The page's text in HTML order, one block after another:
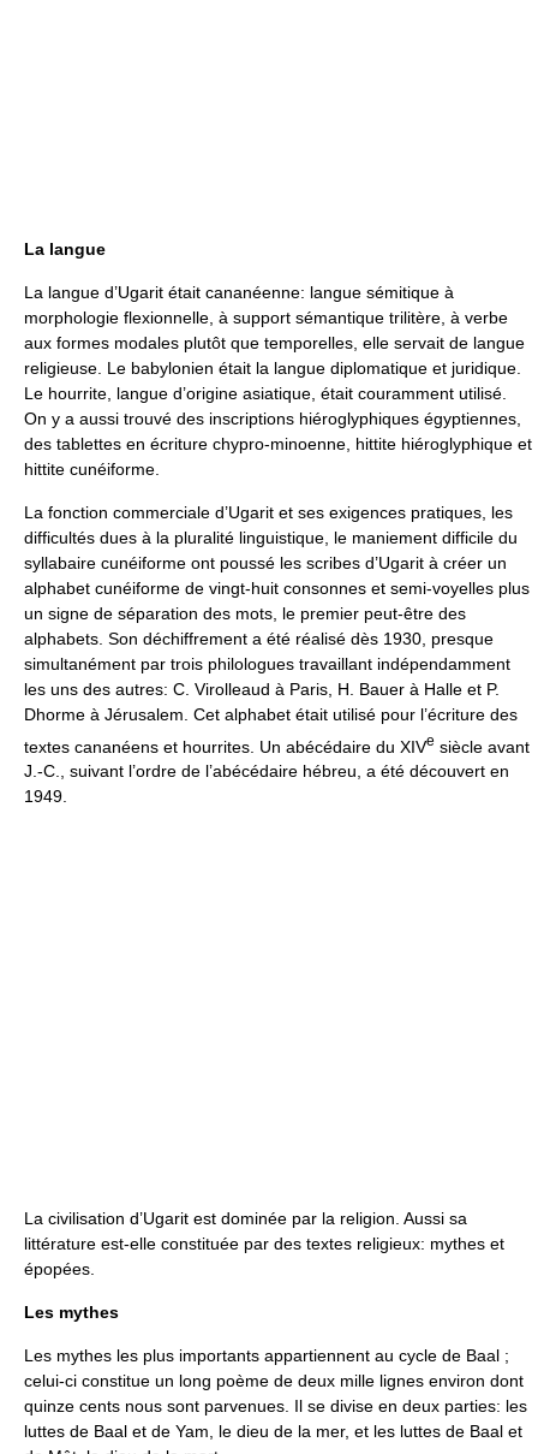
La langue
La langue d’Ugarit était cananéenne: langue sémitique à
morphologie flexionnelle, à support sémantique trilitère, à verbe
aux formes modales plutôt que temporelles, elle servait de langue
religieuse. Le babylonien était la langue diplomatique et juridique.
Le hourrite, langue d’origine asiatique, était couramment utilisé.
On y a aussi trouvé des inscriptions hiéroglyphiques égyptiennes,
des tablettes en écriture chypro-minoenne, hittite hiéroglyphique et
hittite cunéiforme.
La fonction commerciale d’Ugarit et ses exigences pratiques, les
difficultés dues à la pluralité linguistique, le maniement difficile du
syllabaire cunéiforme ont poussé les scribes d’Ugarit à créer un
alphabet cunéiforme de vingt-huit consonnes et semi-voyelles plus
un signe de séparation des mots, le premier peut-être des
alphabets. Son déchiffrement a été réalisé dès 1930, presque
simultanément par trois philologues travaillant indépendamment
les uns des autres: C. Virolleaud à Paris, H. Bauer à Halle et P.
Dhorme à Jérusalem. Cet alphabet était utilisé pour l’écriture des
textes cananéens et hourrites. Un abécédaire du XIVe siècle avant
J.-C., suivant l’ordre de l’abécédaire hébreu, a été découvert en
1949.
La civilisation d’Ugarit est dominée par la religion. Aussi sa
littérature est-elle constituée par des textes religieux: mythes et
épopées.
Les mythes
Les mythes les plus importants appartiennent au cycle de Baal ;
celui-ci constitue un long poème de deux mille lignes environ dont
quinze cents nous sont parvenues. Il se divise en deux parties: les
luttes de Baal et de Yam, le dieu de la mer, et les luttes de Baal et